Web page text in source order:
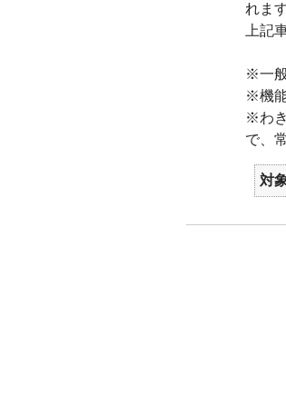
れます
上記
※一
※機
※わ
で、
対